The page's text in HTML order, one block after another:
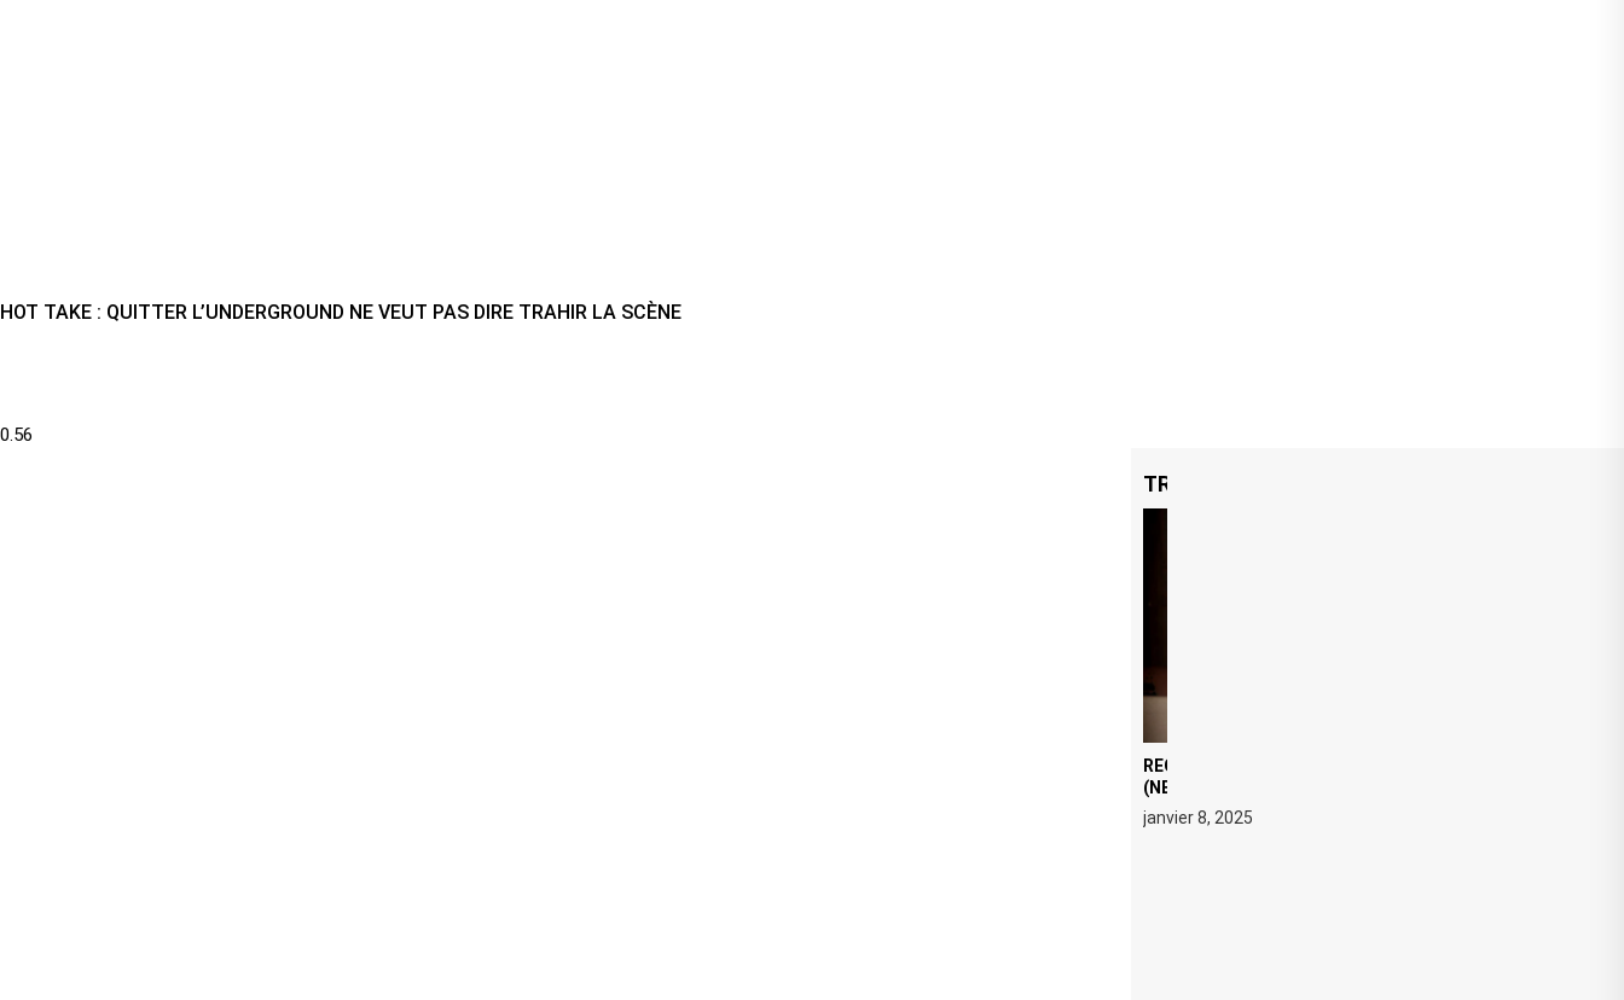
HOT TAKE : QUITTER L’UNDERGROUND NE VEUT PAS DIRE TRAHIR LA SCÈNE
TRENDING NOW
REGARD ÉDITORIAL SUR JE M’APPELLE TIM
(NETFLIX) : AVICII, OU LE DOUBLE VISAGE D’UNE
ICÔNE SURCHAUFFÉE
janvier 8, 2025